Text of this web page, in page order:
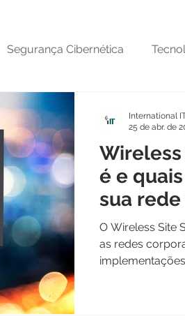
Segurança Cibernética
Wireless
é e
sua rede
O Wireless Site
as redes
International
25 de abr. de